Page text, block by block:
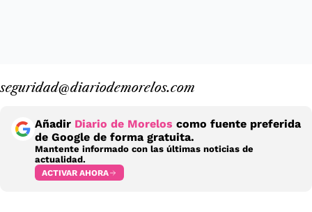
seguridad@diariodemorelos.com
Añadir Diario de Morelos como fuente preferida
de Google de forma gratuita.
Mantente informado con las últimas noticias de
actualidad.
ACTIVAR AHORA